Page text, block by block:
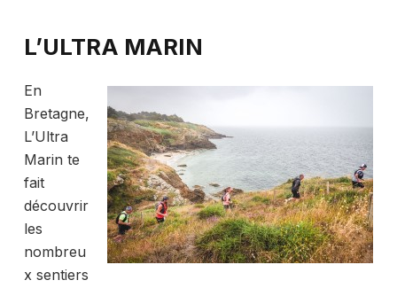
L’ULTRA MARIN
En
Bretagne,
L’Ultra
Marin te
fait
découvrir
les
nombreu
x sentiers